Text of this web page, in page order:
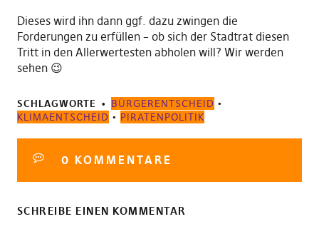
Dieses wird ihn dann ggf. dazu zwingen die
Forderungen zu erfüllen – ob sich der Stadtrat diesen
Tritt in den Allerwertesten abholen will? Wir werden
sehen 😉
SCHLAGWORTE BÜRGERENTSCHEID •
KLIMAENTSCHEID • PIRATENPOLITIK
0 KOMMENTARE
SCHREIBE EINEN KOMMENTAR